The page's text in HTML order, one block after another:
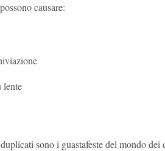
causare:
lente
sono i guastafeste del mondo